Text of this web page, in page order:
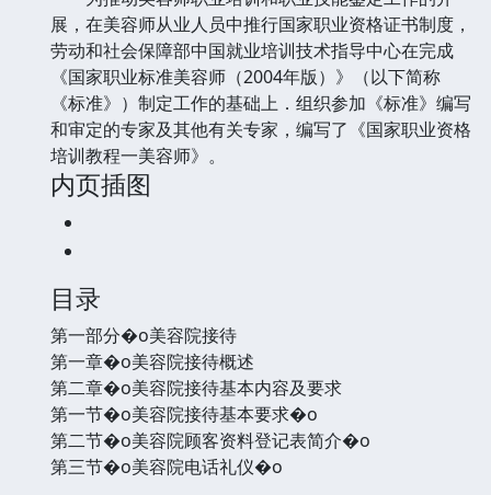
展，在美容师从业人员中推行国家职业资格证书制度，
劳动和社会保障部中国就业培训技术指导中心在完成
《国家职业标准美容师（2004年版）》（以下简称
《标准》）制定工作的基础上．组织参加《标准》编写
和审定的专家及其他有关专家，编写了《国家职业资格
培训教程一美容师》。
内页插图
目录
第一部分�o美容院接待
第一章�o美容院接待概述
第二章�o美容院接待基本内容及要求
第一节�o美容院接待基本要求�o
第二节�o美容院顾客资料登记表简介�o
第三节�o美容院电话礼仪�o